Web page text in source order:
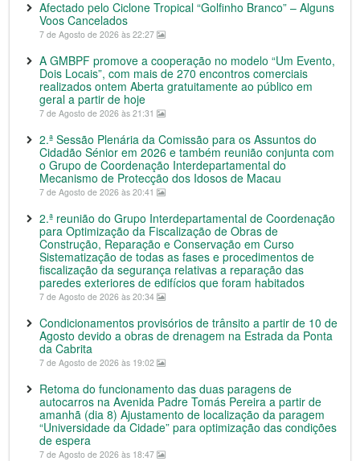
Afectado pelo Ciclone Tropical “Golfinho Branco” – Alguns
Voos Cancelados
7 de Agosto de 2026 às 22:27
A GMBPF promove a cooperação no modelo “Um Evento,
Dois Locais”, com mais de 270 encontros comerciais
realizados ontem Aberta gratuitamente ao público em
geral a partir de hoje
7 de Agosto de 2026 às 21:31
2.ª Sessão Plenária da Comissão para os Assuntos do
Cidadão Sénior em 2026 e também reunião conjunta com
o Grupo de Coordenação Interdepartamental do
Mecanismo de Protecção dos Idosos de Macau
7 de Agosto de 2026 às 20:41
2.ª reunião do Grupo Interdepartamental de Coordenação
para Optimização da Fiscalização de Obras de
Construção, Reparação e Conservação em Curso
Sistematização de todas as fases e procedimentos de
fiscalização da segurança relativas a reparação das
paredes exteriores de edifícios que foram habitados
7 de Agosto de 2026 às 20:34
Condicionamentos provisórios de trânsito a partir de 10 de
Agosto devido a obras de drenagem na Estrada da Ponta
da Cabrita
7 de Agosto de 2026 às 19:02
Retoma do funcionamento das duas paragens de
autocarros na Avenida Padre Tomás Pereira a partir de
amanhã (dia 8) Ajustamento de localização da paragem
“Universidade da Cidade” para optimização das condições
de espera
7 de Agosto de 2026 às 18:47